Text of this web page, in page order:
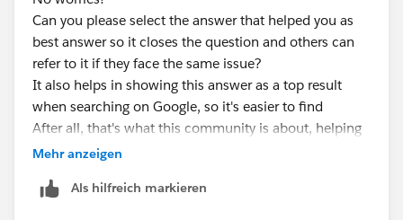
Can you please select the answer that helped you as
best answer so it closes the question and others can
refer to it if they face the same issue?
It also helps in showing this answer as a top result
when searching on Google, so it's easier to find
After all, that's what this community is about, helping
each other :)
Thanks
Mehr anzeigen
Als hilfreich markieren